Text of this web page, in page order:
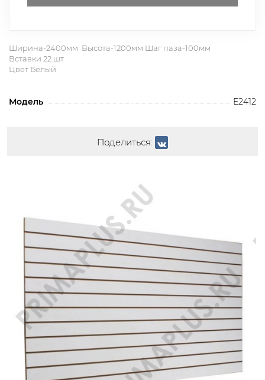
Ширина-2400мм Высота-1200мм Шаг паза-100мм
Вставки 22 шт
Цвет Белый
Модель Е2412
Поделиться: